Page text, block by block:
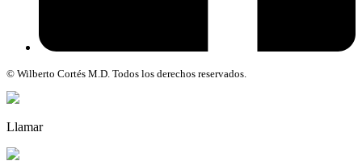
© Wilberto Cortés M.D. Todos los derechos reservados.
Llamar